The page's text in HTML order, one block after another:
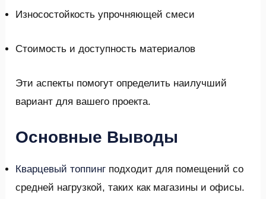
Износостойкость упрочняющей смеси
Стоимость и доступность материалов
Эти аспекты помогут определить наилучший
вариант для вашего проекта.
Основные Выводы
Кварцевый топпинг подходит для помещений со
средней нагрузкой, таких как магазины и офисы.